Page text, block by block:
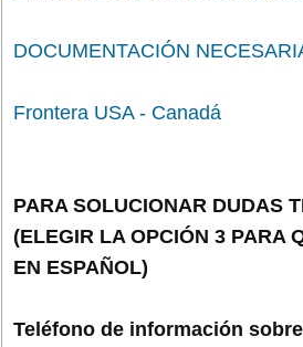
DOCUMENTACIÓN
Frontera USA - Canadá
PARA SOLUCIONAR DUDAS
(ELEGIR LA OPCIÓN 3 PARA
EN ESPAÑOL)
Teléfono de información